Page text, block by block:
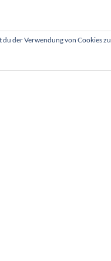
der Verwendung von Cookies